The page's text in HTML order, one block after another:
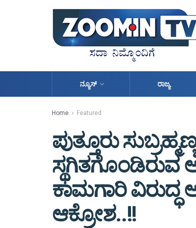
ನ್ಯೂಸ್ ರಾಜ್ಯ
Home Featured
ಪುತ್ತೂರು
ಸ್ಥಗಿತಗೊಂಡಿರುವ
ಕಾಮಗಾರಿ ವಿರುದ್ಧ
ಆಕ್ರೋಶ..!!